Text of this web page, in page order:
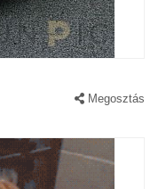
Megosztás